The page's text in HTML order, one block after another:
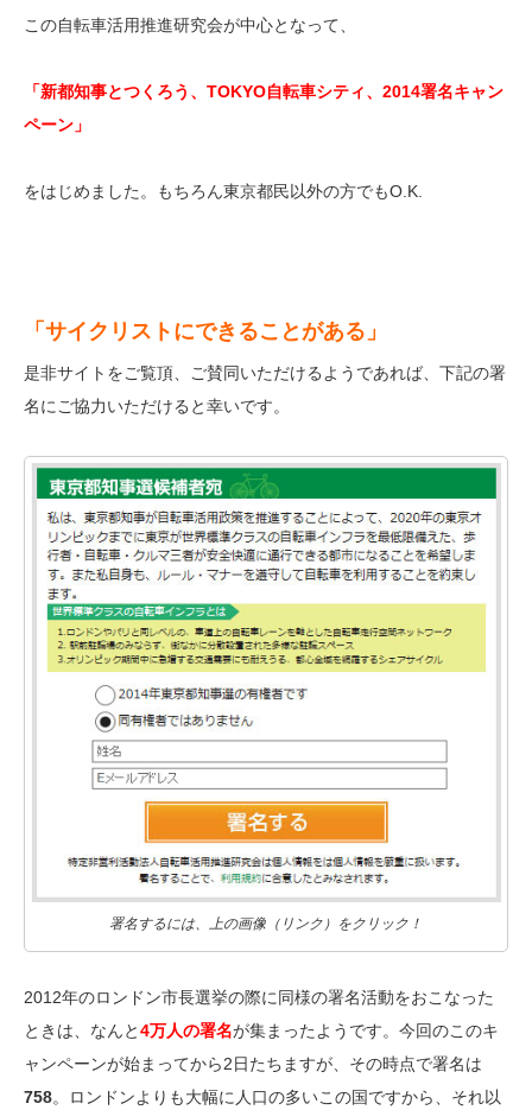
この自転車活用推進研究会が中心となって、
「新都知事とつくろう、TOKYO自転車シティ、2014署名キャン
ペーン」
をはじめました。もちろん東京都民以外の方でもO.K.
「サイクリストにできることがある」
是非サイトをご覧頂、ご賛同いただけるようであれば、下記の署
名にご協力いただけると幸いです。
署名するには、上の画像（リンク）をクリック！
2012年のロンドン市長選挙の際に同様の署名活動をおこなった
ときは、なんと4万人の署名が集まったようです。今回のこのキ
ャンペーンが始まってから2日たちますが、その時点で署名は
758。ロンドンよりも大幅に人口の多いこの国ですから、それ以